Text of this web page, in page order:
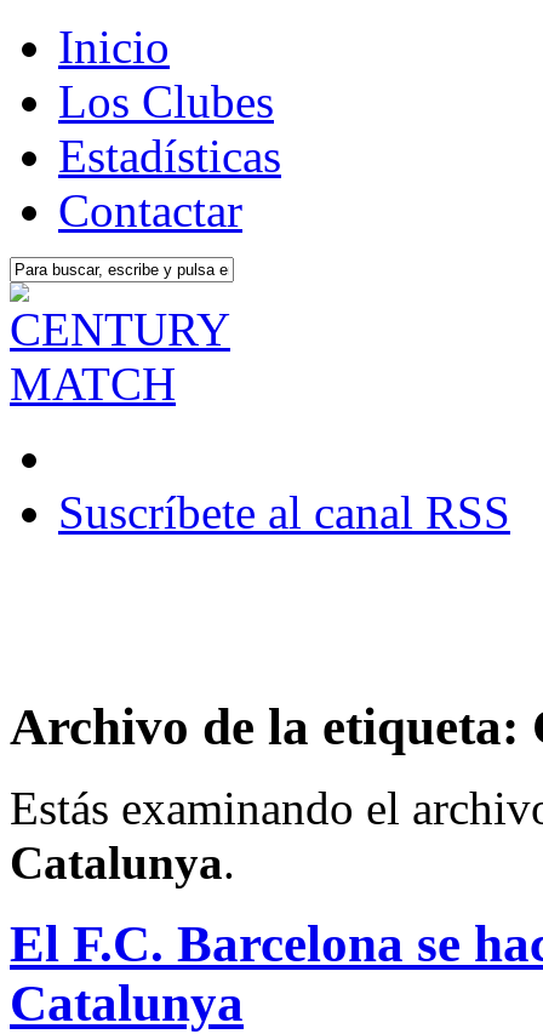
Inicio
Los Clubes
Estadísticas
Contactar
Suscríbete al canal RSS
Archivo de la etiqueta:
Estás examinando el
Catalunya.
El F.C. Barcelona se
Catalunya